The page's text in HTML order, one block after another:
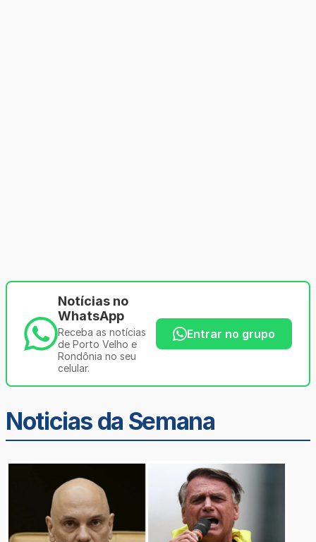
Notícias no
WhatsApp
Receba as notícias
de Porto Velho e
Rondônia no seu
celular.
Entrar no grupo
Noticias da Semana